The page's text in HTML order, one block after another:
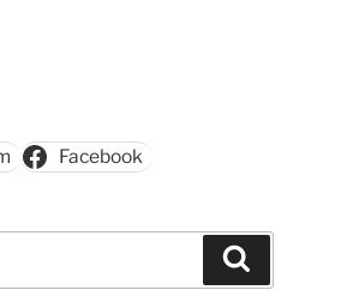
Facebook